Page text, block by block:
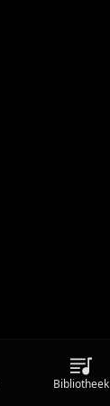
Bibliotheek